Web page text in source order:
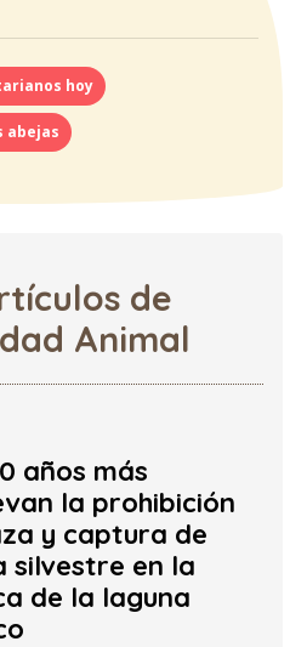
hoy
abejas
de
Animal
años más
la prohibición
y captura de
silvestre en la
de la laguna